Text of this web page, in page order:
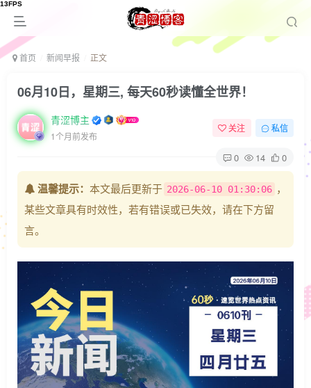
首页 新闻早报 正文
06月10日，星期三, 每天60秒读懂全世界！
青涩博主
1个月前发布
关注 私信
0 14 0
温馨提示： 本文最后更新于 2026-06-10 01:30:06 ，
某些文章具有时效性，若有错误或已失效，请在下方留
言。